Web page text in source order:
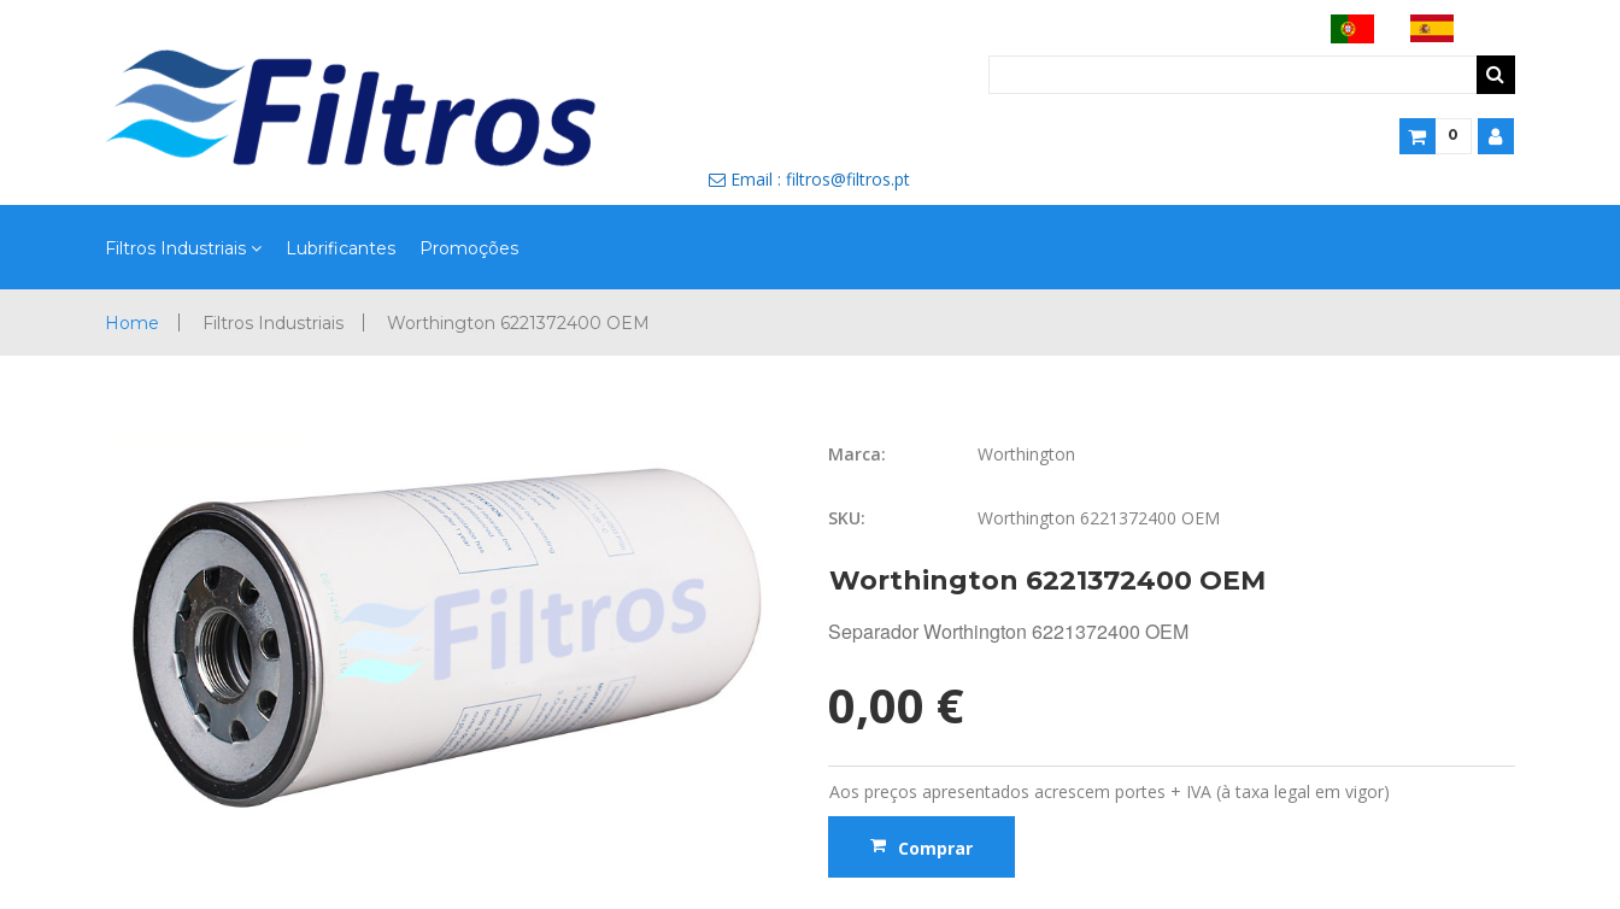
0
 Email : filtros@filtros.pt
Filtros Industriais Lubrificantes Promoções
Home Filtros Industriais Worthington 6221372400 OEM
Marca: Worthington
SKU: Worthington 6221372400 OEM
Worthington 6221372400 OEM
Separador Worthington 6221372400 OEM
0,00 €
Aos preços apresentados acrescem portes + IVA (à taxa legal em vigor)
Comprar